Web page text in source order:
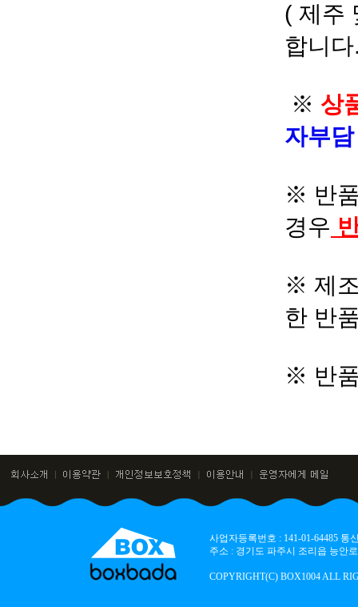
( 제주
합니
※ 상
자부
※ 반
경우
※ 제
한 반
※ 반
사업자등록번호 : 141-01-64485
주소 : 경기도 파주시 조리읍 능안
COPYRIGHT(C) BOX1004 ALL